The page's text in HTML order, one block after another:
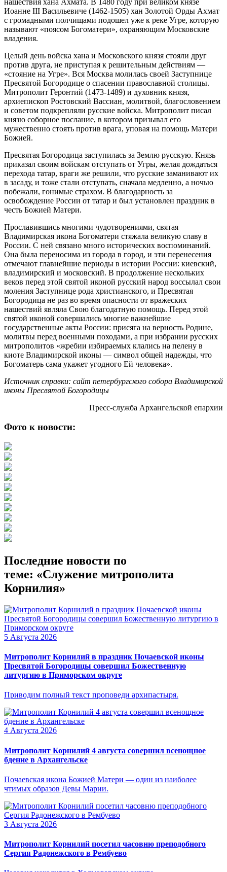
Иоанне III Васильевиче (1462-1505) хан Золотой Орды Ахмат
с громадными полчищами подошел уже к реке Угре, которую
называют «поясом Богоматери», охраняющим Московские
владения.
Целый день войска хана и Московского князя стояли друг
против друга, не приступая к решительным действиям —
«стояние на Угре». Вся Москва молилась своей Заступнице
Пресвятой Богородице о спасении православной столицы.
Митрополит Геронтий (1473-1489) и духовник князя,
архиепископ Ростовский Вассиан, молитвой, благословением
и советом подкрепляли русские войска. Митрополит писал
князю соборное послание, в котором призывал его
мужественно стоять против врага, уповая на помощь Матери
Божией.
Пресвятая Богородица заступилась за Землю русскую. Князь
приказал своим войскам отступать от Угры, желая дождаться
перехода татар, враги же решили, что русские заманивают их
в засаду, и тоже стали отступать, сначала медленно, а ночью
побежали, гонимые страхом. В благодарность за
освобождение России от татар и был установлен праздник в
честь Божией Матери.
Прославившись многими чудотворениями, святая
Владимирская икона Богоматери стяжала великую славу в
России. С ней связано много исторических воспоминаний.
Она была переносима из города в город, и эти перенесения
отмечают главнейшие периоды в истории России: киевский,
владимирский и московский. В продолжение нескольких
веков перед этой святой иконой русский народ воссылал свои
моления Заступнице рода христианского, и Пресвятая
Богородица не раз во время опасности от вражеских
нашествий являла Свою благодатную помощь. Перед этой
святой иконой совершались многие важнейшие
государственные акты России: присяга на верность Родине,
молитвы перед военными походами, а при избрании русских
митрополитов «жребии избираемых клались на пелену в
киоте Владимирской иконы — символ общей надежды, что
Богоматерь сама укажет угодного Ей человека».
Источник справки: сайт петербургского собора Владимирской
иконы Пресвятой Богородицы
Пресс-служба Архангельской епархии
Фото к новости:
Последние новости по
теме: «Служение митрополита
Корнилия»
5 Августа 2026
Митрополит Корнилий в праздник Почаевской иконы
Пресвятой Богородицы совершил Божественную
литургию в Приморском округе
Приводим полный текст проповеди архипастыря.
4 Августа 2026
Митрополит Корнилий 4 августа совершил всенощное
бдение в Архангельске
Почаевская икона Божией Матери — один из наиболее
чтимых образов Девы Марии.
3 Августа 2026
Митрополит Корнилий посетил часовню преподобного
Сергия Радонежского в Рембуево